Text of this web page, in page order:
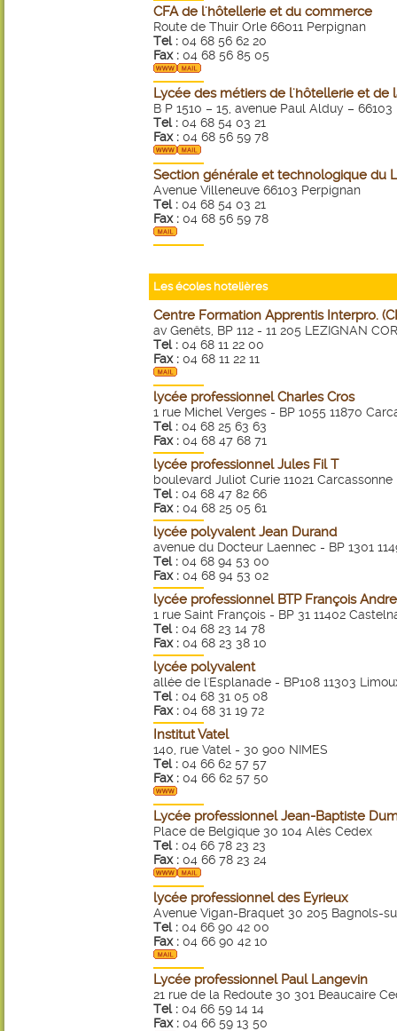
CFA de l'hôtellerie et du commerce
Route de Thuir Orle 66011 Perpignan
Tel : 04 68 56 62 20
Fax : 04 68 56 85 05
Lycée des métiers de l'hôtellerie et de
B P 1510 – 15, avenue Paul Alduy –
Tel : 04 68 54 03 21
Fax : 04 68 56 59 78
Section générale et technologique du
Avenue Villeneuve 66103 Perpignan
Tel : 04 68 54 03 21
Fax : 04 68 56 59 78
Les écoles hotelières
Centre Formation Apprentis Interpro.
av Genêts, BP 112 - 11 205 LEZIGNAN
Tel : 04 68 11 22 00
Fax : 04 68 11 22 11
lycée professionnel Charles Cros
1 rue Michel Verges - BP 1055 11870
Tel : 04 68 25 63 63
Fax : 04 68 47 68 71
lycée professionnel Jules Fil T
boulevard Juliot Curie 11021 Carcassonne
Tel : 04 68 47 82 66
Fax : 04 68 25 05 61
lycée polyvalent Jean Durand
avenue du Docteur Laennec - BP 1301
Tel : 04 68 94 53 00
Fax : 04 68 94 53 02
lycée professionnel BTP François
1 rue Saint François - BP 31 11402
Tel : 04 68 23 14 78
Fax : 04 68 23 38 10
lycée polyvalent
allée de l'Esplanade - BP108 11303
Tel : 04 68 31 05 08
Fax : 04 68 31 19 72
Institut Vatel
140, rue Vatel - 30 900 NIMES
Tel : 04 66 62 57 57
Fax : 04 66 62 57 50
Lycée professionnel Jean-Baptiste
Place de Belgique 30 104 Alès Cedex
Tel : 04 66 78 23 23
Fax : 04 66 78 23 24
lycée professionnel des Eyrieux
Avenue Vigan-Braquet 30 205 Bagnols-
Tel : 04 66 90 42 00
Fax : 04 66 90 42 10
Lycée professionnel Paul Langevin
21 rue de la Redoute 30 301 Beaucaire
Tel : 04 66 59 14 14
Fax : 04 66 59 13 50